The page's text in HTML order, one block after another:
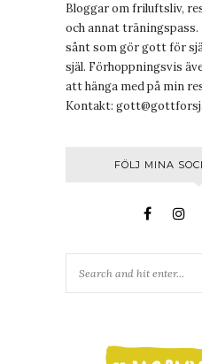
Bloggar om friluftsliv,
och annat
sånt som gör gott för
själ. Förhoppningsvis
att hänga med på min
Kontakt:
FÖLJ MINA